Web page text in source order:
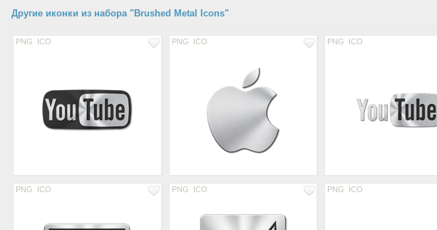
Другие иконки из набора "Brushed Metal Icons"
PNG ICO PNG ICO PNG ICO
PNG ICO PNG ICO PNG ICO